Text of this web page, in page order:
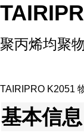
聚丙烯均聚
TAIRIPRO K2051
基本信息